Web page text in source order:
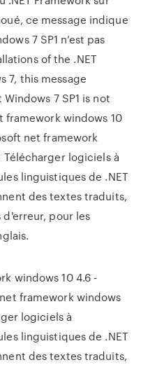
ce message indique
7 SP1 n’est pas
of the .NET
7, this message
7 SP1 is not
windows 10
net framework
logiciels à
linguistiques de .NET
des textes traduits,
d'erreur, pour les
windows 10 4.6 -
framework windows
logiciels à
linguistiques de .NET
des textes traduits,